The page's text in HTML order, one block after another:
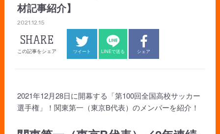
材記事紹介】
2021.12.15
SHARE
この記事をシェア ツイート LINEで送る シェア
2021年12月28日に開幕する「第100回全国高校サッカー
選手権」！関東第一（東京B代表）のメンバーを紹介！